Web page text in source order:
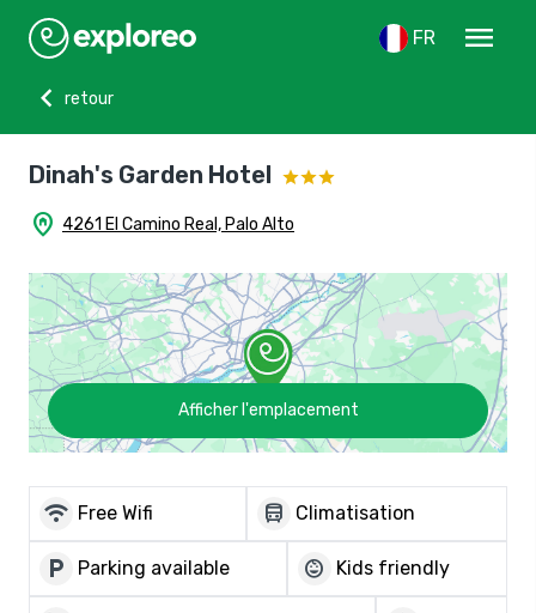
FR
menu
chevron_left
retour
Dinah's Garden Hotel
home_pin 4261 El Camino Real, Palo Alto
Afficher l'emplacement
wifi Free Wifi directions_bus Climatisation
local_parking Parking available child_care Kids friendly